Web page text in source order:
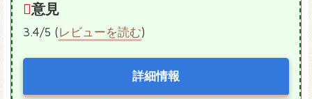
意見
3.4/5 (レビューを読む)
詳細情報